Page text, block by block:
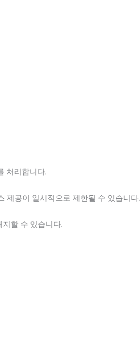
처리합니다.
제공이 일시적으로 제한될 수 있습니다.
할 수 있습니다.